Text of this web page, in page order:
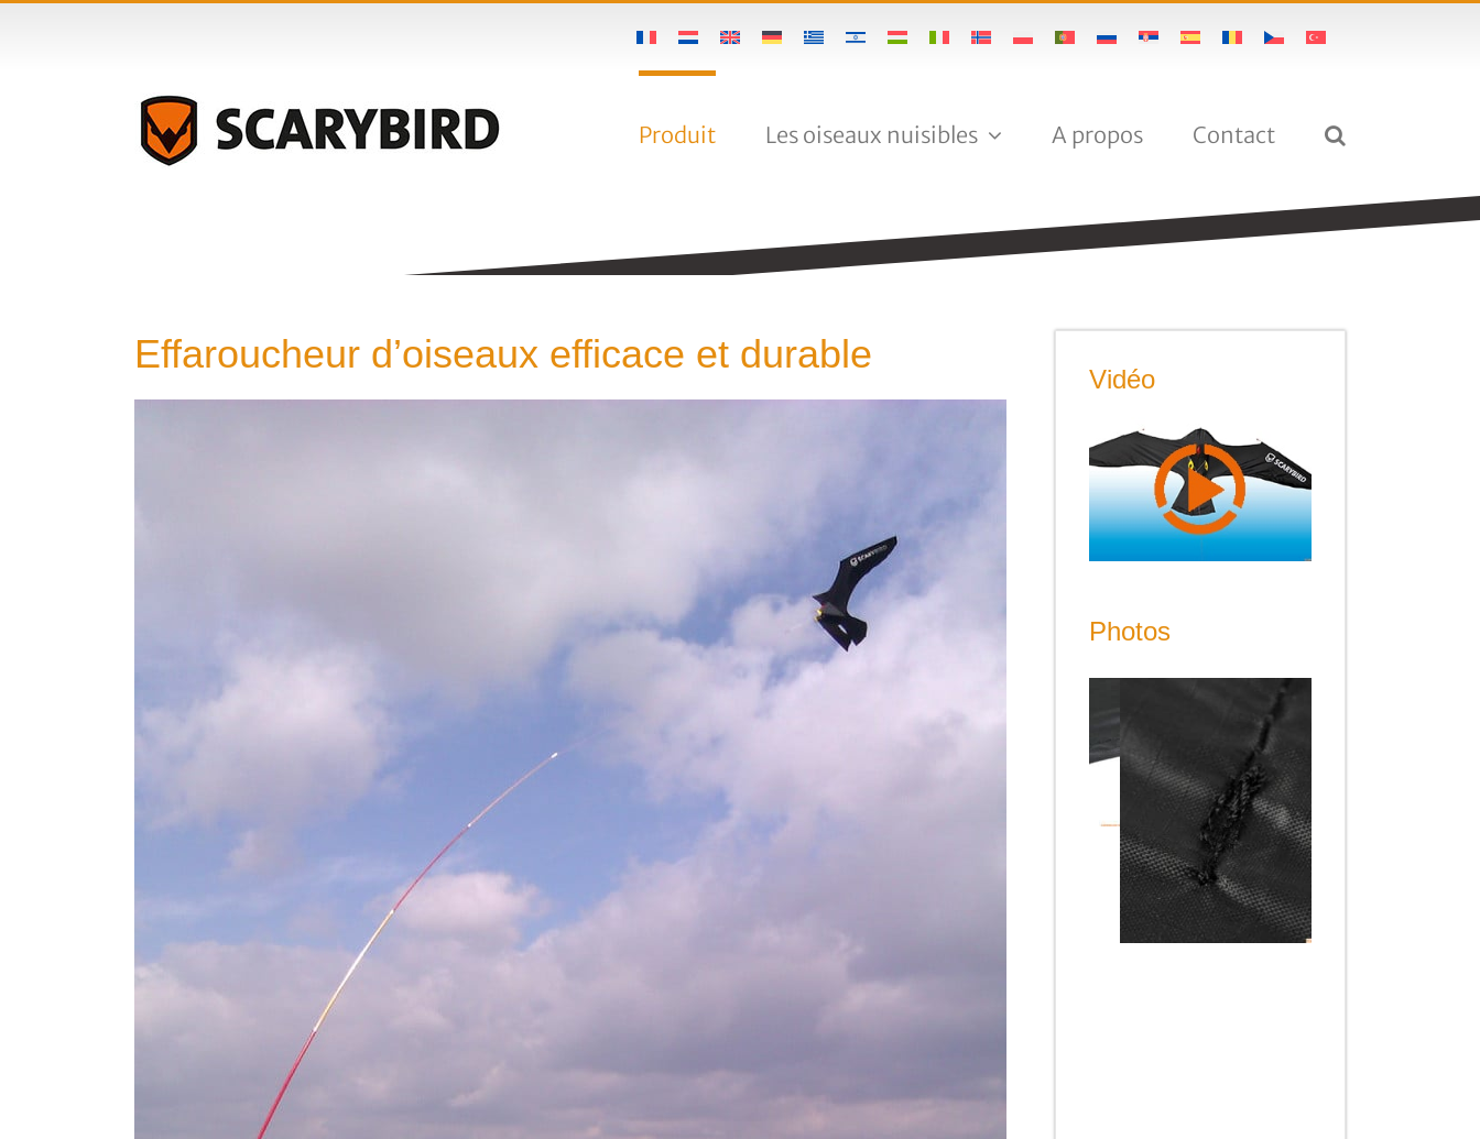
Passer
Produit Les oiseaux nuisibles A propos Contact
Effaroucheur d’oiseaux efficace et durable
Vidéo
Photos